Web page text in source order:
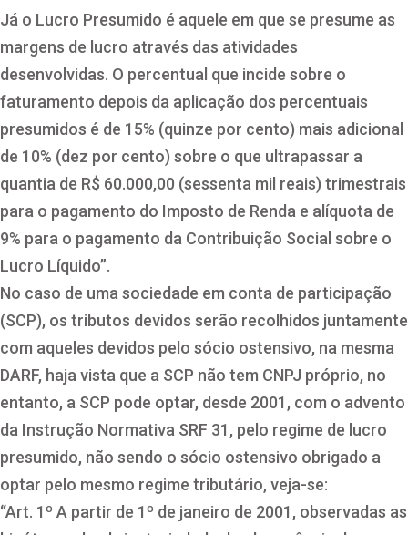
Já o Lucro Presumido é aquele em que se presume as
margens de lucro através das atividades
desenvolvidas. O percentual que incide sobre o
faturamento depois da aplicação dos percentuais
presumidos é de 15% (quinze por cento) mais adicional
de 10% (dez por cento) sobre o que ultrapassar a
quantia de R$ 60.000,00 (sessenta mil reais) trimestrais
para o pagamento do Imposto de Renda e alíquota de
9% para o pagamento da Contribuição Social sobre o
Lucro Líquido”.
No caso de uma sociedade em conta de participação
(SCP), os tributos devidos serão recolhidos juntamente
com aqueles devidos pelo sócio ostensivo, na mesma
DARF, haja vista que a SCP não tem CNPJ próprio, no
entanto, a SCP pode optar, desde 2001, com o advento
da Instrução Normativa SRF 31, pelo regime de lucro
presumido, não sendo o sócio ostensivo obrigado a
optar pelo mesmo regime tributário, veja-se:
“Art. 1º A partir de 1º de janeiro de 2001, observadas as